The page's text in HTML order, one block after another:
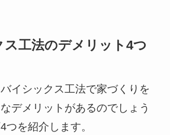
工法のデメリット4つ
イシックス工法で家づくりを
デメリットがあるのでしょう
を紹介します。